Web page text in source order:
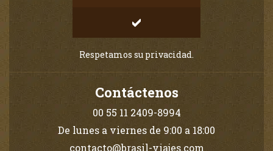
Respetamos su privacidad.
Contáctenos
00 55 11 2409-8994
De lunes a viernes de 9:00 a 18:00
contacto@brasil-viajes.com